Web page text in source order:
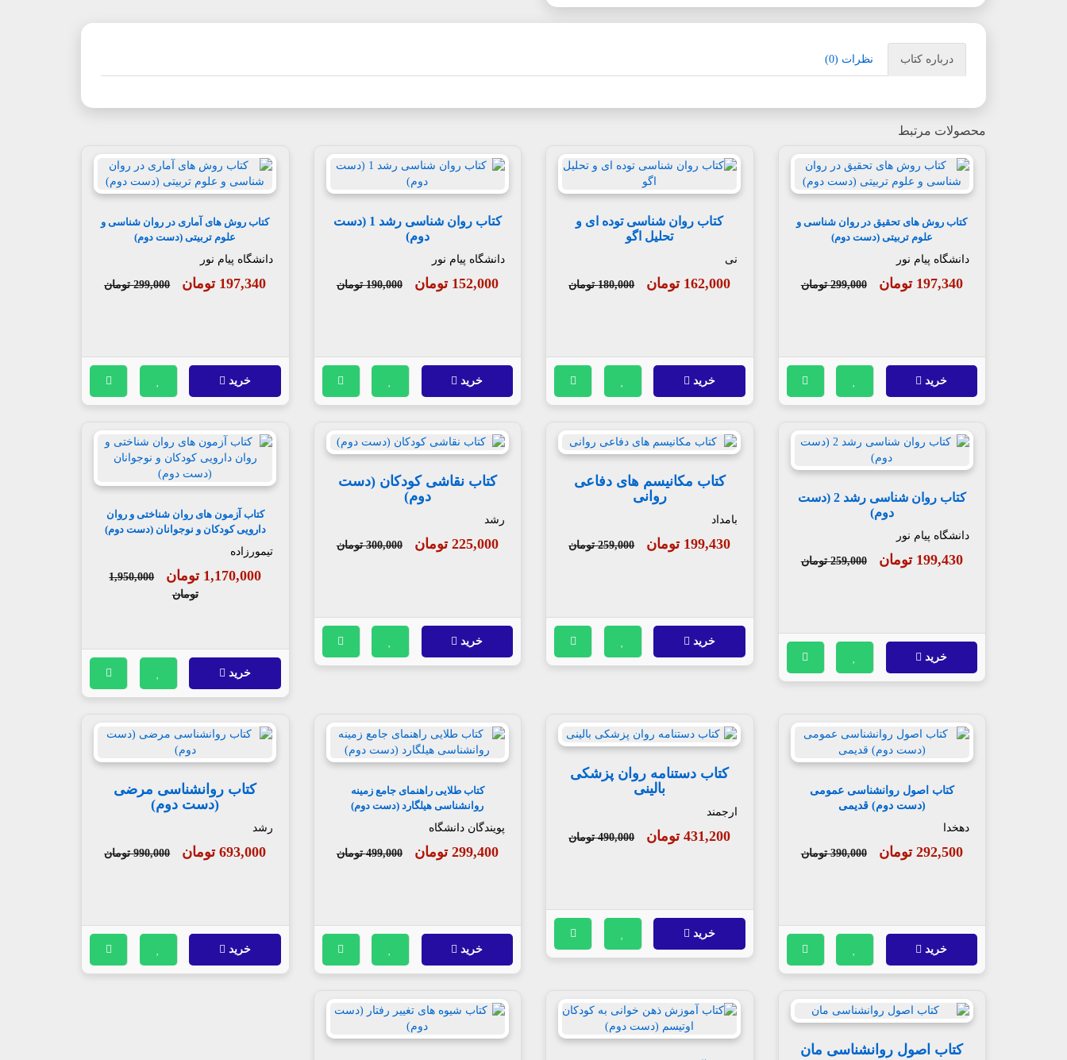
درباره کتاب نظرات (0)
محصولات مرتبط
کتاب روش های تحقیق در روان شناسی و
علوم تربیتی (دست دوم)
دانشگاه پیام نور
197,340 تومان 299,000 تومان
خرید
کتاب روان شناسی توده ای و
تحلیل اگو
نی
162,000 تومان 180,000 تومان
خرید
کتاب روان شناسی رشد 1 (دست
دوم)
دانشگاه پیام نور
152,000 تومان 190,000 تومان
خرید
کتاب روش های آماری در روان شناسی و
علوم تربیتی (دست دوم)
دانشگاه پیام نور
197,340 تومان 299,000 تومان
خرید
کتاب روان شناسی رشد 2 (دست
دوم)
دانشگاه پیام نور
199,430 تومان 259,000 تومان
خرید
کتاب مکانیسم های دفاعی
روانی
بامداد
199,430 تومان 259,000 تومان
خرید
کتاب نقاشی کودکان (دست
دوم)
رشد
225,000 تومان 300,000 تومان
خرید
کتاب آزمون های روان شناختی و روان
دارویی کودکان و نوجوانان (دست دوم)
تیمورزاده
1,170,000 تومان
1,950,000
تومان
خرید
کتاب اصول روانشناسی عمومی
(دست دوم) قدیمی
دهخدا
292,500 تومان 390,000 تومان
خرید
کتاب دستنامه روان پزشکی
بالینی
ارجمند
431,200 تومان 490,000 تومان
خرید
کتاب طلایی راهنمای جامع زمینه
روانشناسی هیلگارد (دست دوم)
پویندگان دانشگاه
299,400 تومان 499,000 تومان
خرید
کتاب روانشناسی مرضی
(دست دوم)
رشد
693,000 تومان 990,000 تومان
خرید
کتاب اصول روانشناسی مان